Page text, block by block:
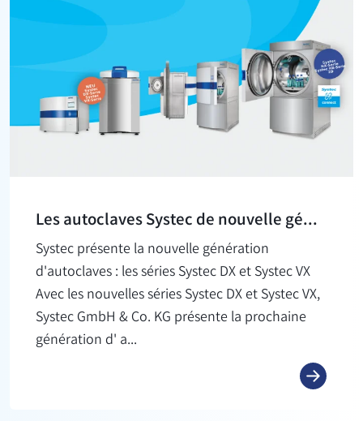
Les autoclaves Systec de nouvelle gé...
Systec présente la nouvelle génération
d'autoclaves : les séries Systec DX et Systec VX
Avec les nouvelles séries Systec DX et Systec VX,
Systec GmbH & Co. KG présente la prochaine
génération d' a...